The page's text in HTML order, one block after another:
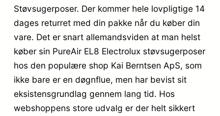
Støvsugerposer. Der kommer hele lovpligtige 14
dages returret med din pakke når du køber din
vare. Det er snart allemandsviden at man helst
køber sin PureAir EL8 Electrolux støvsugerposer
hos den populære shop Kai Berntsen ApS, som
ikke bare er en døgnflue, men har bevist sit
eksistensgrundlag gennem lang tid. Hos
webshoppens store udvalg er der helt sikkert